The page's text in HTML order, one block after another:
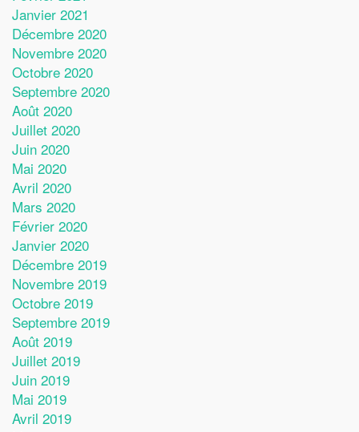
Janvier 2021
Décembre 2020
Novembre 2020
Octobre 2020
Septembre 2020
Août 2020
Juillet 2020
Juin 2020
Mai 2020
Avril 2020
Mars 2020
Février 2020
Janvier 2020
Décembre 2019
Novembre 2019
Octobre 2019
Septembre 2019
Août 2019
Juillet 2019
Juin 2019
Mai 2019
Avril 2019